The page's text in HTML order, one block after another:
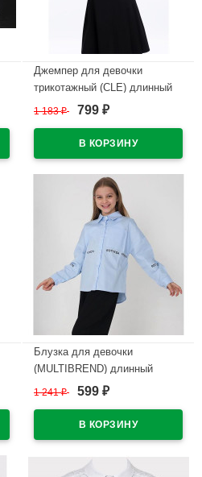
Джемпер для девочки
трикотажный (CLE) длинный
рукав цвет белый
34/134-40/152
1 183₽ 799 ₽
Блузка для девочки
(MULTIBREND) длинный
рукав цвет голубой арт.vpn-
1 241₽ 599 ₽